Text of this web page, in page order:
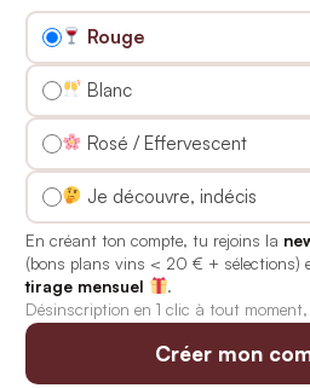
style)
Grenache Mourvèdre
(Black Spanish)
Rouge
Blanc
Rosé / Effervescent
Je découvre, indécis
En créant ton compte, tu rejoins la
(bons plans vins < 20 € + sélections)
tirage mensuel
.
Désinscription en 1 clic à tout
Créer mon